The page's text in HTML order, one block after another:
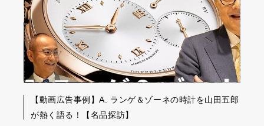
【動画広告事例】A. ランゲ＆ゾーネの時計を山田五郎
が熱く語る！【名品探訪】